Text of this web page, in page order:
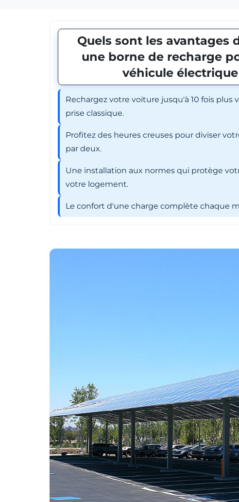
Quels sont les avantages
une borne de recharge
véhicule électrique
Rechargez votre voiture jusqu'à 10 fois plus
prise classique.
Profitez des heures creuses pour diviser
par deux.
Une installation aux normes qui protège
votre logement.
Le confort d'une charge complète chaque